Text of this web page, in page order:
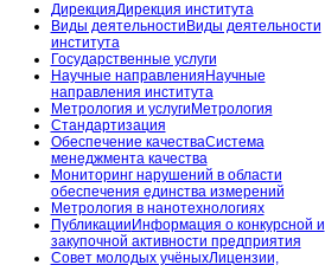
ДирекцияДирекция института
Виды деятельности Виды деятельности
института
Государственные услуги
Научные направления Научные
направления института
Метрология и услуги Метрология
Стандартизация
Обеспечение качестваСистема
менеджмента качества
Мониторинг нарушений в области
обеспечения единства измерений
Метрология в нанотехнологиях
Публикации Информация о конкурсной и
закупочной активности предприятия
Совет молодых учёныхЛицензии,